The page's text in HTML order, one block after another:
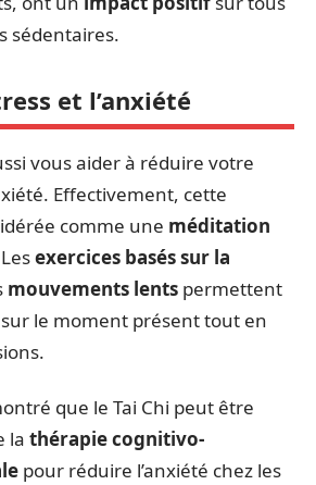
sédentaires.
et l’anxiété
vous aider à réduire votre
Effectivement, cette
comme une méditation
exercices basés sur la
mouvements lents permettent
le moment présent tout en
que le Tai Chi peut être
la thérapie cognitivo-
pour réduire l’anxiété chez les